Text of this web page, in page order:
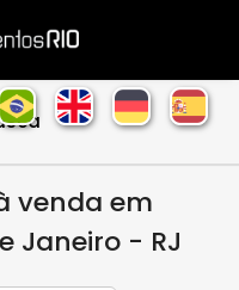
venda em
Janeiro - RJ